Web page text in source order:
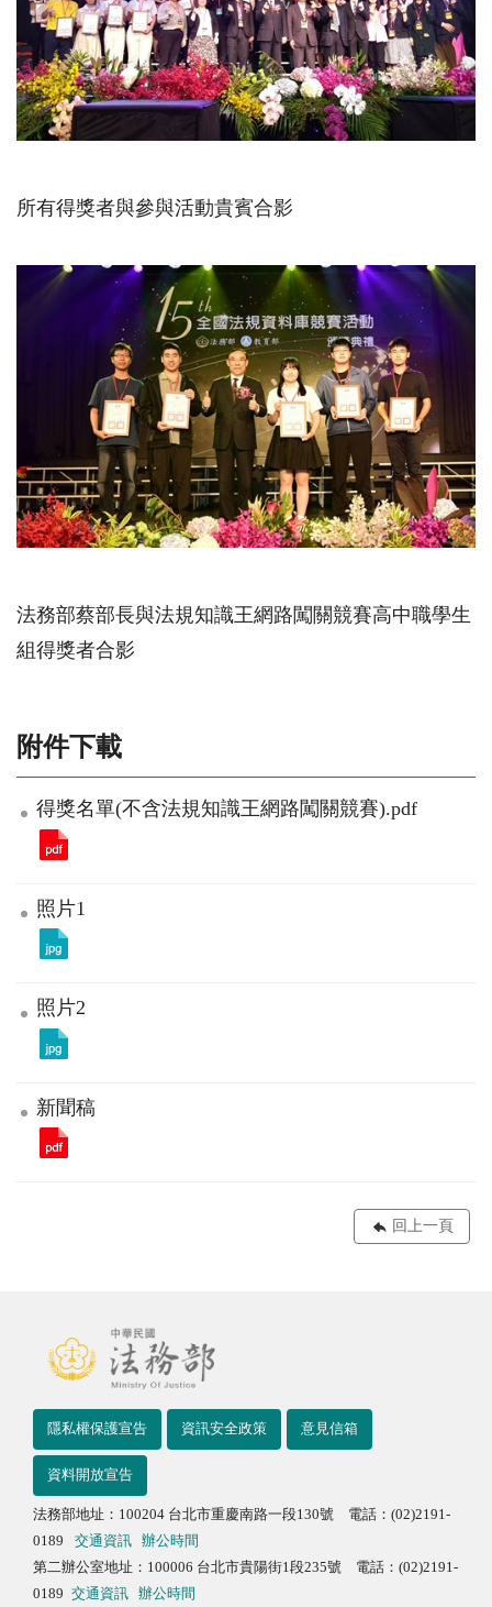
所有得獎者與參與活動貴賓合影
法務部蔡部長與法規知識王網路闖關競賽高中職學生
組得獎者合影
附件下載
得獎名單(不含法規知識王網路闖關競賽).pdf
照片1
照片2
新聞稿
回上一頁
隱私權保護宣告 資訊安全政策 意見信箱
資料開放宣告
法務部地址：100204 台北市重慶南路一段130號 電話：(02)2191-
0189
交通資訊
辦公時間
第二辦公室地址：100006 台北市貴陽街1段235號 電話：(02)2191-
0189 交通資訊 辦公時間